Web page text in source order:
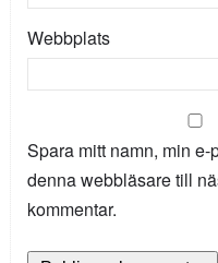
Webbplats
Spara mitt namn, min
denna webbläsare till
kommentar.